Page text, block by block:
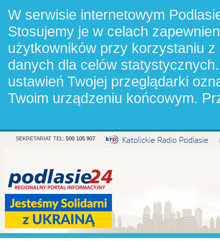
W serwisie internetowym
Stosujemy je w celach
użytkowników przy korzystaniu
danych dla celów
ustawień Twojej przeglądarki
Twoim urządzeniu końcowym.
SEKRETARIAT TEL: 500 105 907